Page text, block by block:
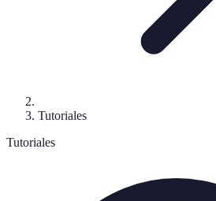
Tutoriales
Tutoriales